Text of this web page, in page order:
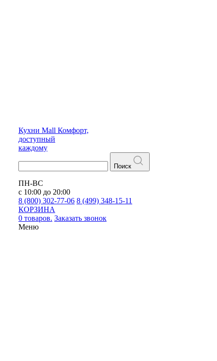
Кухни Mall Комфорт,
доступный
каждому
Поиск
ПН-ВС
с 10:00 до 20:00
8 (800) 302-77-06 8 (499) 348-15-11
КОРЗИНА
0 товаров. Заказать звонок
Меню